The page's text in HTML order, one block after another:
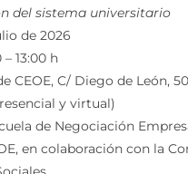
del sistema universitario
de 2026
– 13:00 h
CEOE, C/ Diego de León,
y virtual)
de Negociación
en colaboración con la